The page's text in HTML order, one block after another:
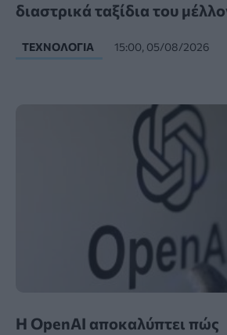
διαστρικά ταξίδια του
ΤΕΧΝΟΛΟΓΊΑ 15:00, 05/08/2026
Η OpenAI αποκαλύπτει πώς